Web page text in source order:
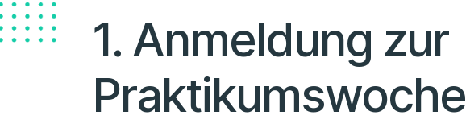
1. Anmeldung zur
Praktikumswoche